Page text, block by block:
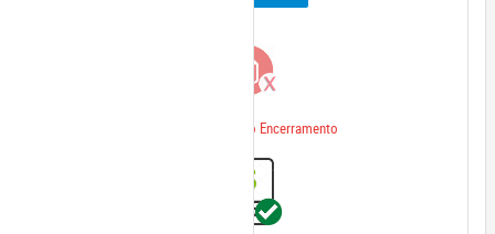
Certidão De Início Encerramento